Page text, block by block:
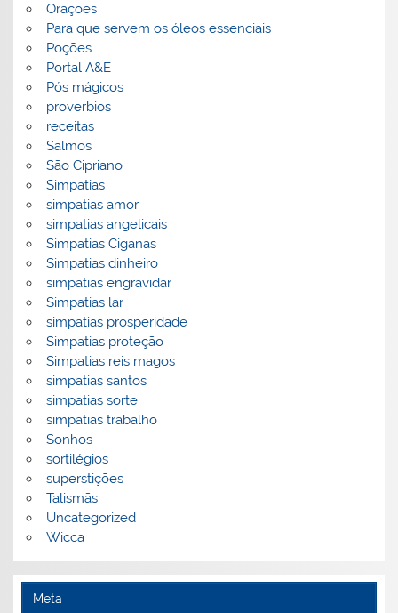
Orações
Para que servem os óleos essenciais
Poções
Portal A&E
Pós mágicos
proverbios
receitas
Salmos
São Cipriano
Simpatias
simpatias amor
simpatias angelicais
Simpatias Ciganas
Simpatias dinheiro
simpatias engravidar
Simpatias lar
simpatias prosperidade
Simpatias proteção
Simpatias reis magos
simpatias santos
simpatias sorte
simpatias trabalho
Sonhos
sortilégios
superstições
Talismãs
Uncategorized
Wicca
Meta